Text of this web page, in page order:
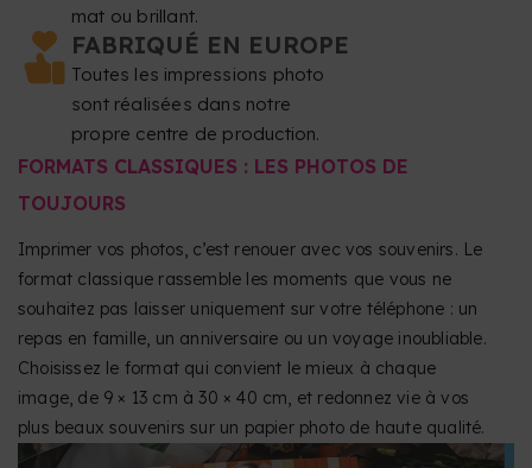
mat ou brillant.
FABRIQUÉ EN EUROPE
Toutes les impressions photo
sont réalisées dans notre
propre centre de production.
FORMATS CLASSIQUES : LES PHOTOS DE
TOUJOURS
Imprimer vos photos, c’est renouer avec vos souvenirs. Le
format classique rassemble les moments que vous ne
souhaitez pas laisser uniquement sur votre téléphone : un
repas en famille, un anniversaire ou un voyage inoubliable.
Choisissez le format qui convient le mieux à chaque
image, de 9 × 13 cm à 30 × 40 cm, et redonnez vie à vos
plus beaux souvenirs sur un papier photo de haute qualité.